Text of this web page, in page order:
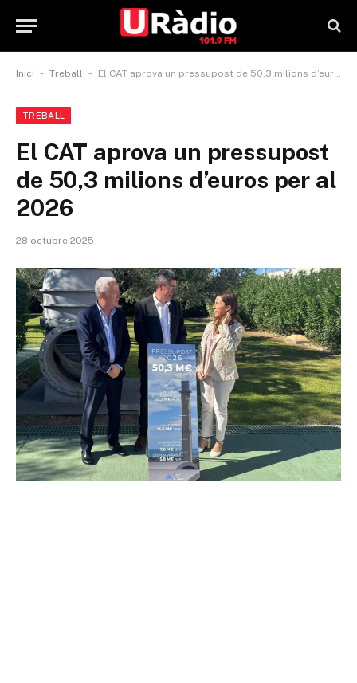
Inici - Treball - El CAT aprova un pressupost de 50,3 milions d’euros per al 2026
TREBALL
El CAT aprova un pressupost
de 50,3 milions d’euros per al
2026
28 octubre 2025